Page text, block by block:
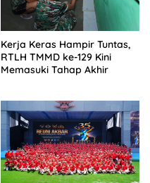
Kerja Keras Hampir Tuntas,
RTLH TMMD ke-129 Kini
Memasuki Tahap Akhir